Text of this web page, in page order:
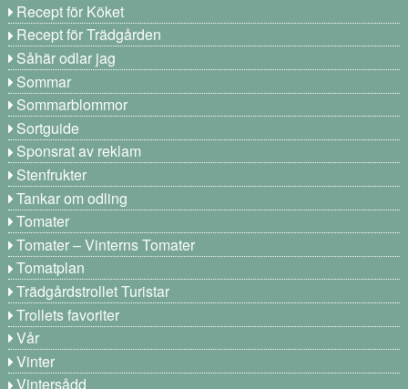
Recept för Köket
Recept för Trädgården
Såhär odlar jag
Sommar
Sommarblommor
Sortguide
Sponsrat av reklam
Stenfrukter
Tankar om odling
Tomater
Tomater – Vinterns Tomater
Tomatplan
Trädgårdstrollet Turistar
Trollets favoriter
Vår
Vinter
Vintersådd